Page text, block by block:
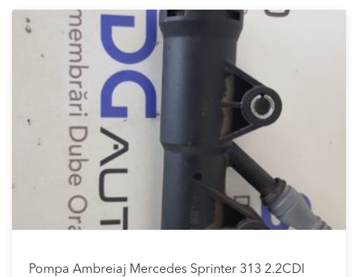
Pompa Ambreiaj Mercedes Sprinter 313 2.2CDI